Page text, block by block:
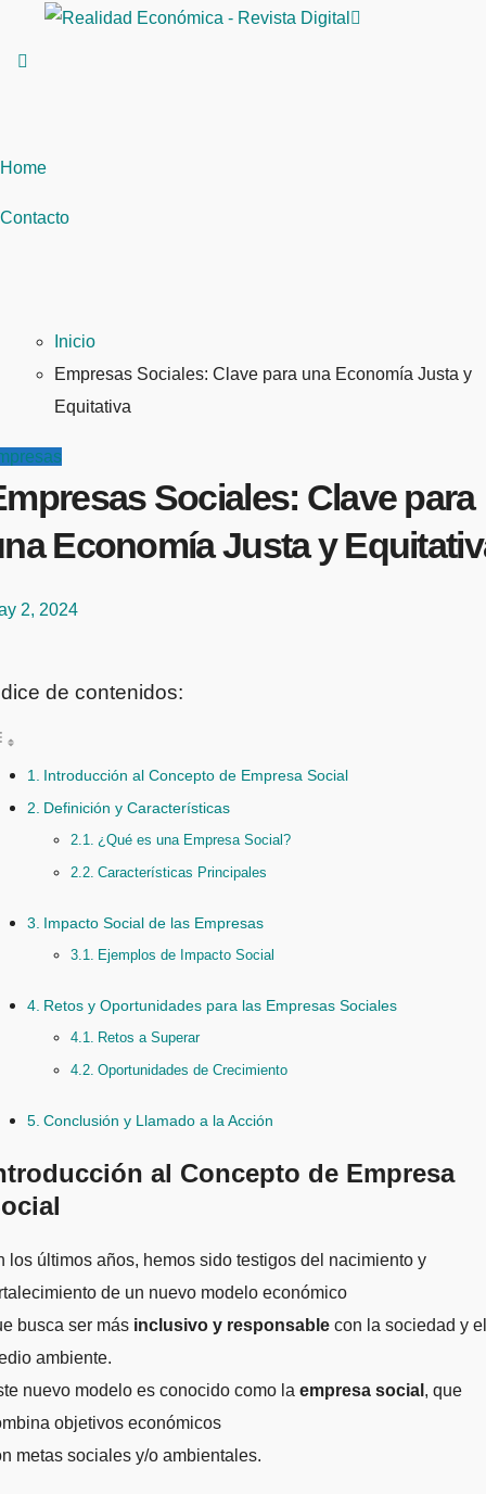
Home
Contacto
Inicio
Empresas Sociales: Clave para una Economía Justa y
Equitativa
Sociales: Clave para
Economía Justa y
2, 2024
de contenidos:
Introducción al Concepto de Empresa Social
Definición y Características
¿Qué es una Empresa Social?
Características Principales
Impacto Social de las Empresas
Ejemplos de Impacto Social
Retos y Oportunidades para las Empresas Sociales
Retos a Superar
Oportunidades de Crecimiento
Conclusión y Llamado a la Acción
al Concepto de Empresa
los últimos años, hemos sido testigos del nacimiento y
de un nuevo modelo económico
busca ser más inclusivo y responsable con la sociedad y el
ambiente.
nuevo modelo es conocido como la empresa social , que
objetivos económicos
metas sociales y/o ambientales.